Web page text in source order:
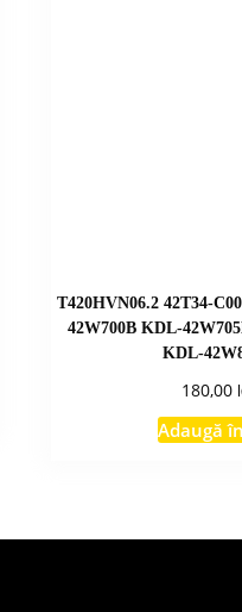
T420HVN06.2 42T34-
42W700B KDL-
KDL-
180,00
Adaugă